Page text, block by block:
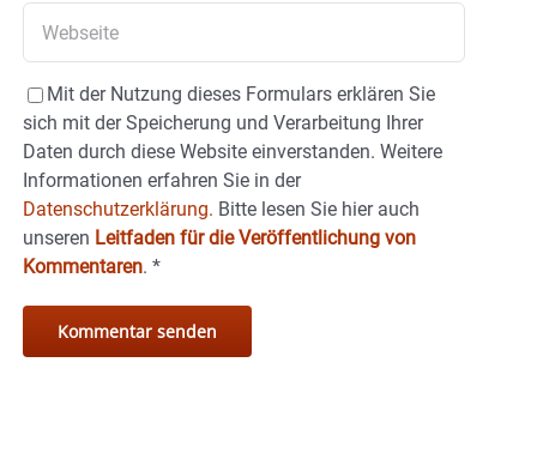
Mit der Nutzung dieses Formulars erklären Sie
sich mit der Speicherung und Verarbeitung Ihrer
Daten durch diese Website einverstanden. Weitere
Informationen erfahren Sie in der
Datenschutzerklärung. Bitte lesen Sie hier auch
unseren Leitfaden für die Veröffentlichung von
Kommentaren. *